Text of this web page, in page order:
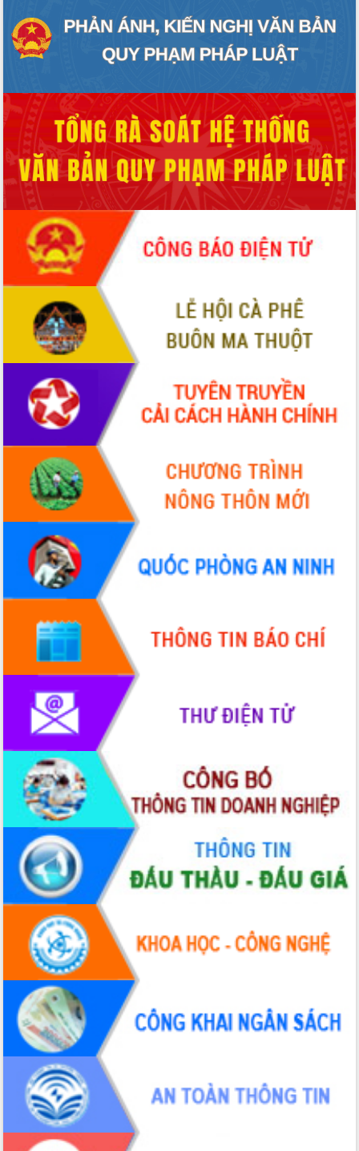
Tập huấn ứng dụng trí tuệ nhân tạo (AI)
trong thương mại điện tử năm 2026
Đoàn đại biểu Quốc hội tỉnh Đắk Lắk
trao đổi thông tin trước Kỳ họp thứ
Quyết liệt cải cách hành chính, khơi
thông nguồn lực phát triển
Nâng cao hiệu lực, hiệu quả HĐND
tỉnh thông qua hiện đại hóa hành chính
Xã Ea Phê gắn cải cách hành chính với
chuyển đổi số
Phó Chủ tịch Thường trực UBND tỉnh
Hồ Thị Nguyên Thảo làm việc tại Trung
tâm Phục vụ hành chính công xã Ea
Phê
Xây dựng nền hành chính số đồng
hành cùng nông dân dân, doanh nghiệp
Giai đoạn 2026-2030, Đắk Lắk phấn
đấu có 77% xã đạt chuẩn nông thôn
Chuyển đổi số 'mở đường' cho nông
nghiệp Đắk Lắk tăng trưởng bứt phá
Triển khai đồng bộ đo đạc, lập hồ sơ
địa chính, hoàn thiện cơ sở dữ liệu đất
Ứng dụng sinh trắc học - Bước tiến
trong hành trình chuyển đổi số tại Đắk
Đắk Lắk nâng cao hiệu quả công tác
Đảng từ Sổ tay đảng viên điện tử
Đắk Lắk đẩy mạnh nuôi biển công
nghệ, hướng tới phát triển thủy sản
bền vững
Tập huấn nâng cao năng lực triển khai
chuyển đổi số cho cán bộ, công chức
cấp xã
Đắk Lắk phát động hưởng ứng Ngày
Quyền của người tiêu dùng Việt Nam
2026
Đẩy mạnh cải cách hành chính, quyết
tâm đạt được mục tiêu tăng trưởng
hai con số trong năm 2026
Tổ chức trang trọng Lễ hội Đền thờ
Lương Văn Chánh năm 2026
Phó Bí thư Tỉnh ủy Đắk Lắk Đỗ Hữu
Huy giữ chức Bí thư Đảng ủy Ủy Ban
Nhân dân tỉnh
Bệnh án điện tử thúc đẩy chuyển đổi
số y tế tại Đắk Lắk
Chuyển đổi số thư viện: Mở rộng
không gian tri thức trong thời đại số
Đánh giá, rút kinh nghiệm công tác tổ
chức diễn tập trước ngày bầu cử
Chương trình “Gặp gỡ hữu nghị –
Friendship Meeting New Year 2026”
Bầu cử Quốc hội và HĐND: Cử tri Đắk
Lắk gửi gắm niềm tin, kỳ vọng vào lá
phiếu
Đắk Lắk sẵn sàng các điều kiện cho
Ngày hội bầu cử đại biểu Quốc hội
khóa XVI và HĐND các cấp nhiệm kỳ
2026-2031
Đảm bảo cuộc bầu cử đại biểu Quốc
hội và đại biểu HĐND các cấp diễn ra
an toàn, hiệu quả, đúng quy định